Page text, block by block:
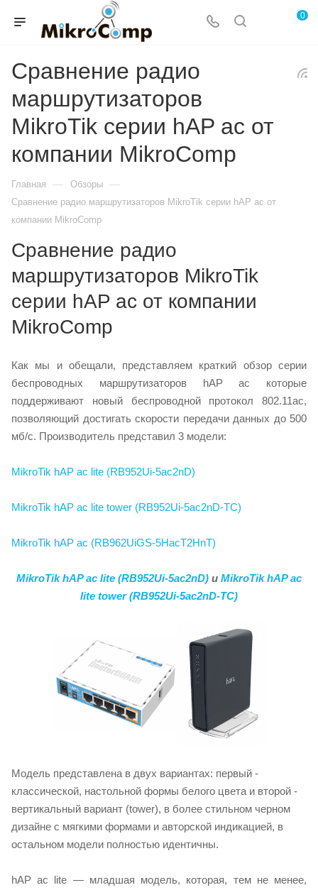
0
Сравнение радио
маршрутизаторов
MikroTik серии hAP ac от
компании MikroComp
Главная — Обзоры —
Сравнение радио маршрутизаторов MikroTik серии hAP ac от
компании MikroComp
Сравнение радио
маршрутизаторов MikroTik
серии hAP ac от компании
MikroComp
Как мы и обещали, представляем краткий обзор серии
беспроводных маршрутизаторов hAP ac которые
поддерживают новый беспроводной протокол 802.11ac,
позволяющий достигать скорости передачи данных до 500
мб/с. Производитель представил 3 модели:
MikroTik hAP ac lite (RB952Ui-5ac2nD)
MikroTik hAP ac lite tower (RB952Ui-5ac2nD-TC)
MikroTik hAP ac (RB962UiGS-5HacT2HnT)
MikroTik hAP ac lite (RB952Ui-5ac2nD) и MikroTik hAP ac
lite tower (RB952Ui-5ac2nD-TC)
Модель представлена в двух вариантах: первый -
классической, настольной формы белого цвета и второй -
вертикальный вариант (tower), в более стильном черном
дизайне с мягкими формами и авторской индикацией, в
остальном модели полностью идентичны.
hAP ac lite — младшая модель, которая, тем не менее,